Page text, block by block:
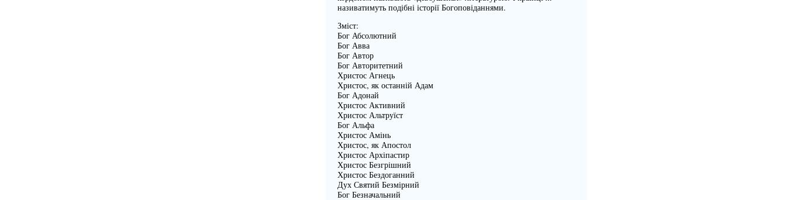
називатимуть подібні історії Богоповіданнями.
Зміст:
Бог Абсолютний
Бог Авва
Бог Автор
Бог Авторитетний
Христос Агнець
Христос, як останній Адам
Бог Адонай
Христос Активний
Христос Альтруїст
Бог Альфа
Христос Амінь
Христос, як Апостол
Христос Архіпастир
Христос Безгрішний
Христос Бездоганний
Дух Святий Безмірний
Бог Безначальний